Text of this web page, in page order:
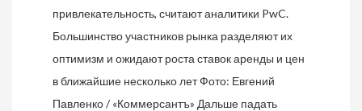
привлекательность, считают аналитики PwC.
Большинство участников рынка разделяют их
оптимизм и ожидают роста ставок аренды и цен
в ближайшие несколько лет Фото: Евгений
Павленко / «Коммерсантъ» Дальше падать